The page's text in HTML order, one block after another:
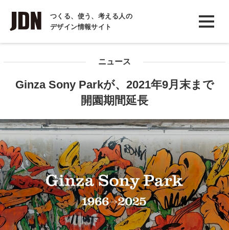
つくる、使う、考える人の
デザイン情報サイト
INTERVIEW
インタビュー
ニュース
Ginza Sony Parkが、2021年9月末まで
開園期間延長